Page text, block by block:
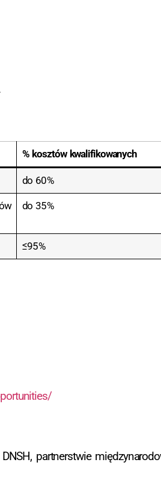
% kosztów kwalifikowanych
do 60 %
do 35 %
≤ 95 %
partnerstwie